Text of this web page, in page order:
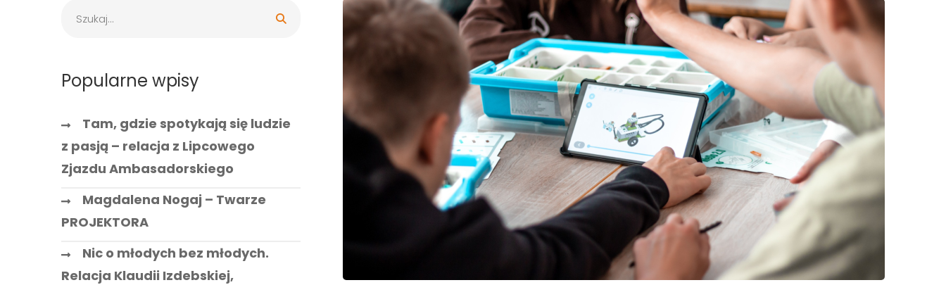
Popularne wpisy
Tam, gdzie spotykają się ludzie
z pasją – relacja z Lipcowego
Zjazdu Ambasadorskiego
Magdalena Nogaj – Twarze
PROJEKTORA
Nic o młodych bez młodych.
Relacja Klaudii Izdebskiej,